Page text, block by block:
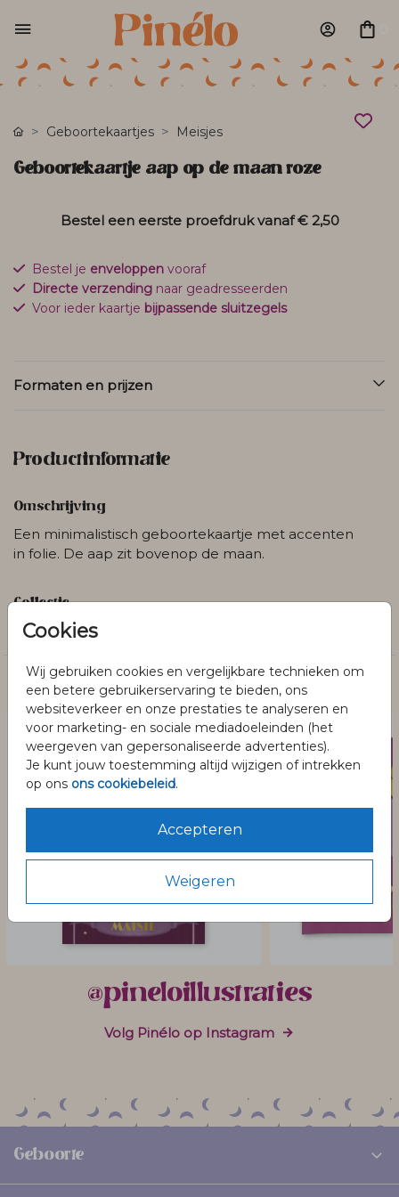
Cookies
Wij gebruiken cookies en vergelijkbare technieken om
een betere gebruikerservaring te bieden, ons
websiteverkeer en onze prestaties te analyseren en
voor marketing- en sociale mediadoeleinden (het
weergeven van gepersonaliseerde advertenties).
Je kunt jouw toestemming altijd wijzigen of intrekken
op ons ons cookiebeleid.
Accepteren
Weigeren
Geboortekaartjes Meisjes
Geboortekaartje aap op de maan roze
Bestel een eerste proefdruk vanaf€ 2,50
Bestel je enveloppen vooraf
Directe verzending naar geadresseerden
Voor ieder kaartje bijpassende sluitzegels
Formaten en prijzen
Productinformatie
Omschrijving
Een minimalistisch geboortekaartje met accenten
in folie. De aap zit bovenop de maan.
Collectie
Meisjes
Dit vind je misschien ook leuk
@pineloillustraties
Volg Pinélo op Instagram
Geboorte